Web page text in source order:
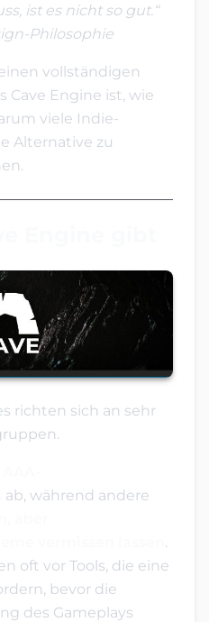
ist es nicht so gut.“
Philosophie
vollständigen
Cave Engine ist, wie
viele Indie-
Alternative zu
richten sich an sehr
ab, während andere
.
oft vor Tools, die eine
bevor die
des Gameplays